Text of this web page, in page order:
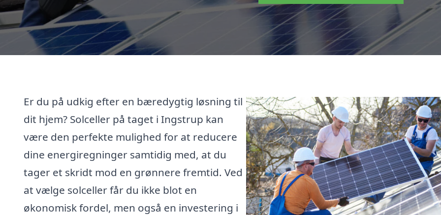
Er du på udkig efter en bæredygtig løsning til
dit hjem? Solceller på taget i Ingstrup kan
være den perfekte mulighed for at reducere
dine energiregninger samtidig med, at du
tager et skridt mod en grønnere fremtid. Ved
at vælge solceller får du ikke blot en
økonomisk fordel, men også en investering i